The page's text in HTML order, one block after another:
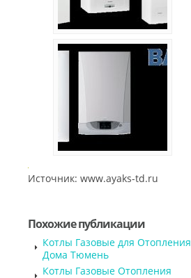
Источник: www.ayaks-td.ru
Похожие публикации
Котлы Газовые для Отопления
Дома Тюмень
Котлы Газовые Отопления